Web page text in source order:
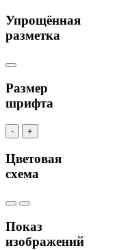
Упрощённая
разметка
Размер
шрифта
- +
Цветовая
схема
Показ
изображений